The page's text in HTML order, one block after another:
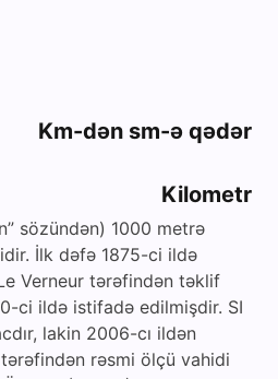
Km-dən sm-ə qədər
Kilometr
sözündən) 1000 metrə
İlk dəfə 1875-ci ildə
Verneur tərəfindən təklif
ci ildə istifadə edilmişdir. SI
lakin 2006-cı ildən
rəsmi ölçü vahidi